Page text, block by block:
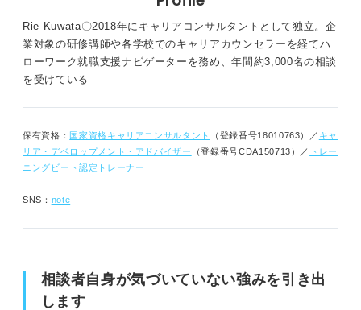
Rie Kuwata〇2018年にキャリアコンサルタントとして独立。企
業対象の研修講師や各学校でのキャリアカウンセラーを経てハ
ローワーク就職支援ナビゲーターを務め、年間約3,000名の相談
を受けている
保有資格： 国家資格キャリアコンサルタント （登録番号18010763）／ キャ
リア・デベロップメント・アドバイザー
（登録番号CDA150713）／
トレー
ニングビート認定トレーナー
SNS： note
相談者自身が気づいていない強みを引き出
します